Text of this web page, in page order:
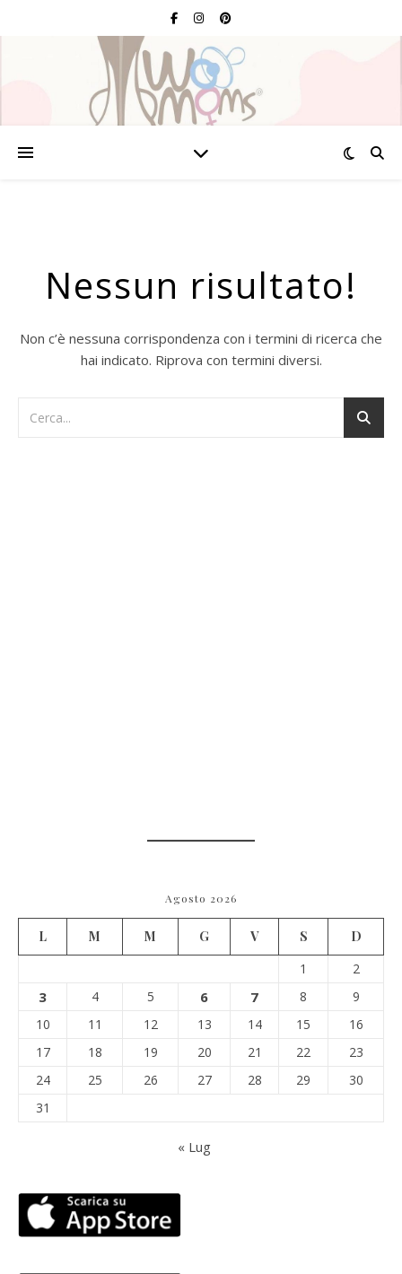
Nessun risultato!
Non c’è nessuna corrispondenza con i termini di ricerca che
hai indicato. Riprova con termini diversi.
Agosto 2026
L M M G V S
D
1
2
3 4 5 6 7 8
9
10
11 12 13 14 15
16
17
18 19 20 21 22
23
24
25 26 27 28 29
30
31
« Lug